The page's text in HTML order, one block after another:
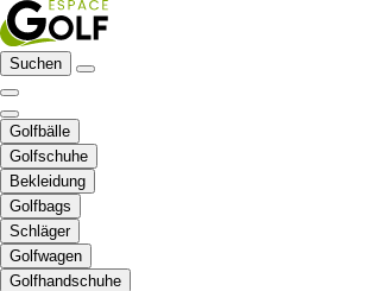
Suchen
Golfbälle
Golfschuhe
Bekleidung
Golfbags
Schläger
Golfwagen
Golfhandschuhe